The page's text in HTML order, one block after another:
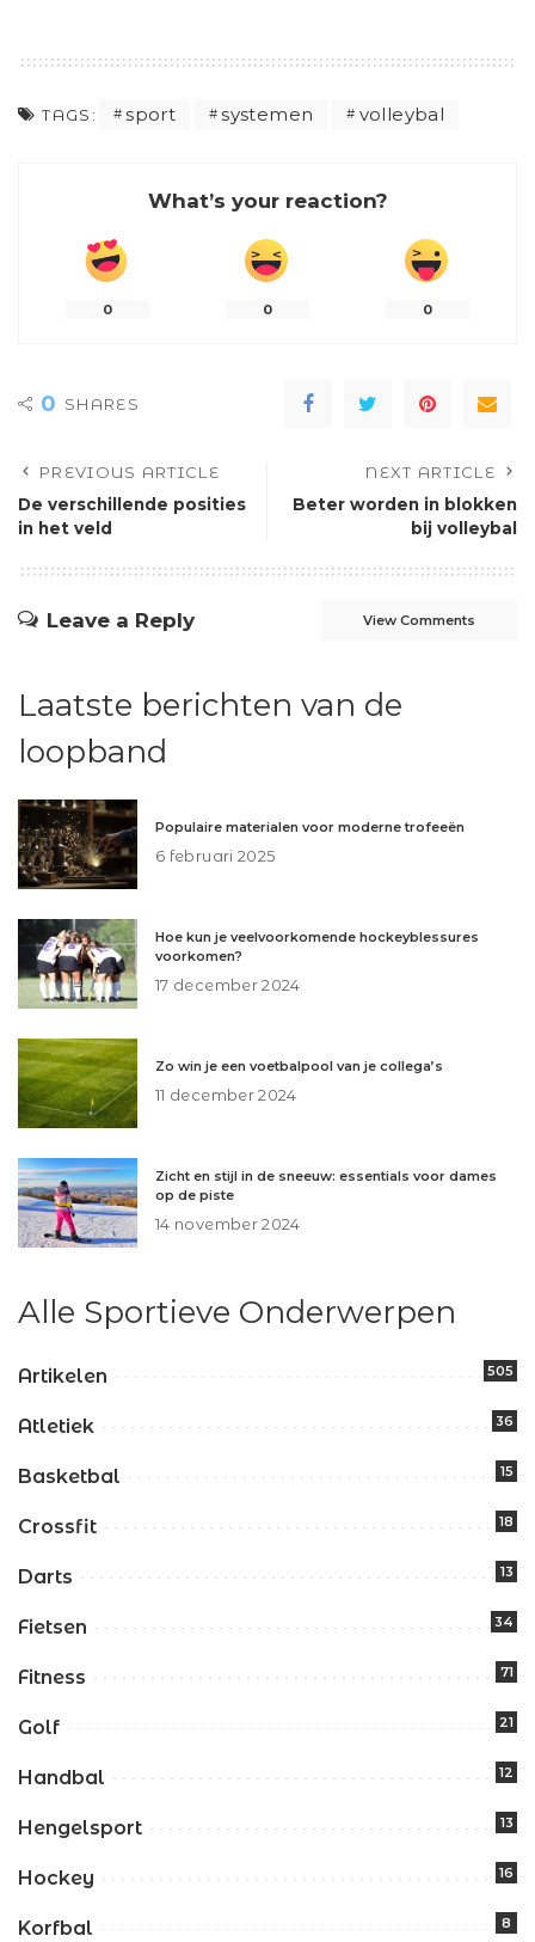
TAGS: sport systemen volleybal
What’s your reaction?
0 0 0
0 SHARES
PREVIOUS ARTICLE
De verschillende posities
in het veld
NEXT ARTICLE
Beter worden in blokken
bij volleybal
Leave a Reply View Comments
Laatste berichten van de
loopband
Populaire materialen voor moderne trofeeën
6 februari 2025
Hoe kun je veelvoorkomende hockeyblessures
voorkomen?
17 december 2024
Zo win je een voetbalpool van je collega’s
11 december 2024
Zicht en stijl in de sneeuw: essentials voor dames
op de piste
14 november 2024
Alle Sportieve Onderwerpen
Artikelen 505
Atletiek 36
Basketbal 15
Crossfit 18
Darts 13
Fietsen 34
Fitness 71
Golf 21
Handbal 12
Hengelsport 13
Hockey 16
Korfbal 8